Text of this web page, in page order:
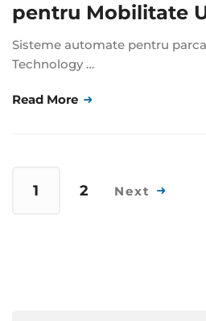
pentru Mobilitate
Sisteme automate pentru
Technology …
Read More
1 2 Next